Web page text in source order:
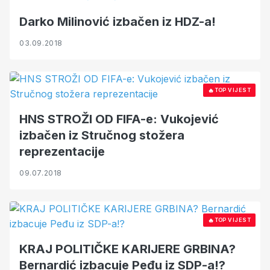
Darko Milinović izbačen iz HDZ-a!
03.09.2018
🔥TOP VIJEST
HNS STROŽI OD FIFA-e: Vukojević
izbačen iz Stručnog stožera
reprezentacije
09.07.2018
🔥TOP VIJEST
KRAJ POLITIČKE KARIJERE GRBINA?
Bernardić izbacuje Peđu iz SDP-a!?